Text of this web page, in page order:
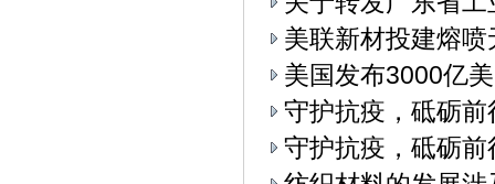
美联新材投建熔喷
美国发布3000亿
守护抗疫，砥砺
守护抗疫，砥砺